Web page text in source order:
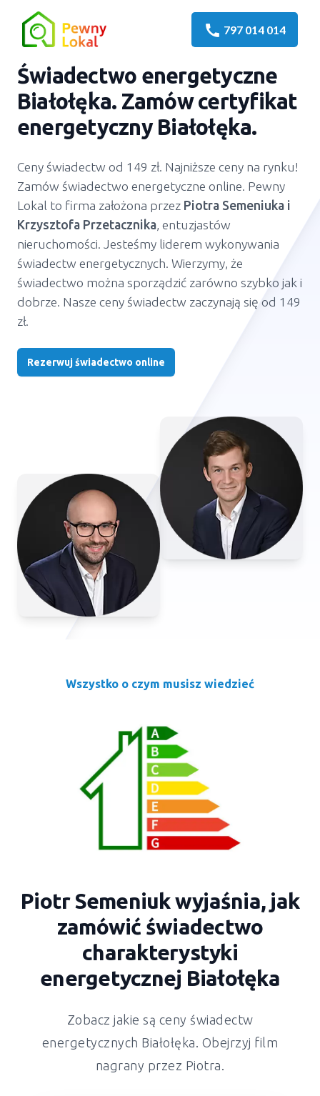
call 797 014 014
Świadectwo energetyczne
Białołęka. Zamów certyfikat
energetyczny Białołęka.
Ceny świadectw od 149 zł. Najniższe ceny na rynku!
Zamów świadectwo energetyczne online. Pewny
Lokal to firma założona przez Piotra Semeniuka i
Krzysztofa Przetacznika, entuzjastów
nieruchomości. Jesteśmy liderem wykonywania
świadectw energetycznych. Wierzymy, że
świadectwo można sporządzić zarówno szybko jak i
dobrze. Nasze ceny świadectw zaczynają się od 149
zł.
Rezerwuj świadectwo online
Wszystko o czym musisz wiedzieć
Piotr Semeniuk wyjaśnia, jak
zamówić świadectwo
charakterystyki
energetycznej Białołęka
Zobacz jakie są ceny świadectw
energetycznych Białołęka. Obejrzyj film
nagrany przez Piotra.